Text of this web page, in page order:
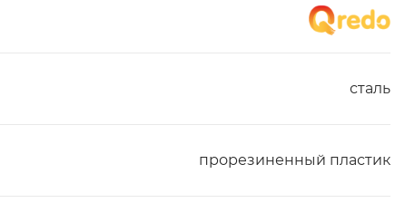
сталь
прорезиненный пластик